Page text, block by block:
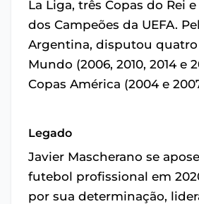
La Liga, três Copas do Rei
dos Campeões da UEFA.
Argentina, disputou quatro
Mundo (2006, 2010, 2014 e
Copas América (2004 e
Legado
Javier Mascherano se
futebol profissional em
por sua determinação,